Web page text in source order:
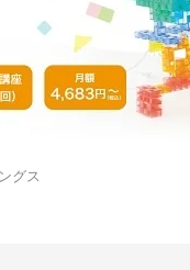
グス